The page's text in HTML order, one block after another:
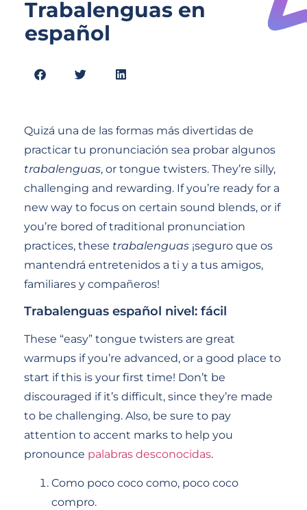
Trabalenguas en
español
Quizá una de las formas más divertidas de
practicar tu pronunciación sea probar algunos
trabalenguas, or tongue twisters. They’re silly,
challenging and rewarding. If you’re ready for a
new way to focus on certain sound blends, or if
you’re bored of traditional pronunciation
practices, these trabalenguas ¡seguro que os
mantendrá entretenidos a ti y a tus amigos,
familiares y compañeros!
Trabalenguas español nivel: fácil
These “easy” tongue twisters are great
warmups if you’re advanced, or a good place to
start if this is your first time! Don’t be
discouraged if it’s difficult, since they’re made
to be challenging. Also, be sure to pay
attention to accent marks to help you
pronounce palabras desconocidas.
Como poco coco como, poco coco
compro.